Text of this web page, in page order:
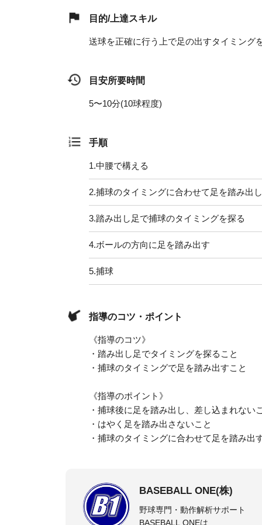
目的/上達スキル
送球を正確に行う上で足の出すタイミング
目安所要時間
5〜10分(10球程度)
手順
1.中腰で構える
2.捕球のタイミングに合わせて足を踏み出
3.踏み出し足で捕球のタイミングを探る
4.ボールの方向に足を踏み出す
5.捕球
指導のコツ・ポイント
《指導のコツ》
・踏み出し足でタイミングを探ること
・捕球のタイミングで足を踏み出すこと
《指導のポイント》
・捕球後に足を踏み出し、差し込まれない
・はやく足を踏み出さないこと
・捕球のタイミングに合わせて足を踏み出
BASEBALL ONE(株)
野球専門・動作解析サポート
BASEBALL ONEは